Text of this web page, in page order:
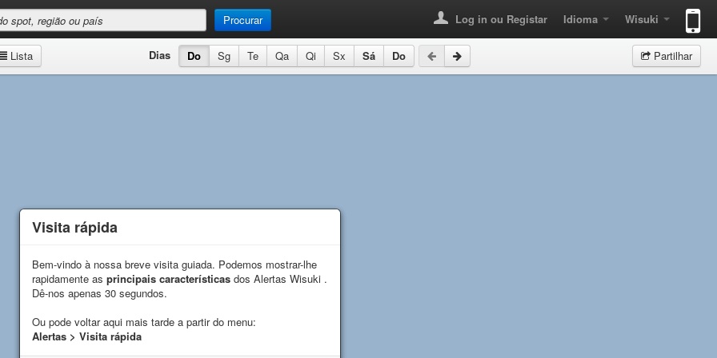
Procurar Log in ou Registar Idioma Wisuki
Lista Dias Do Sg Te Qa Qi Sx Sá Do Partilhar
Visita rápida
Bem-vindo à nossa breve visita guiada. Podemos mostrar-lhe
rapidamente as principais características dos Alertas Wisuki .
Dê-nos apenas 30 segundos.
Ou pode voltar aqui mais tarde a partir do menu:
Alertas > Visita rápida
Visita rápida
Bem-vindo à nossa breve visita guiada. Podemos mostrar-lhe
rapidamente as principais características dos Alertas Wisuki .
Dê-nos apenas 30 segundos.
Ou pode voltar aqui mais tarde a partir do menu:
Alertas > Visita rápida